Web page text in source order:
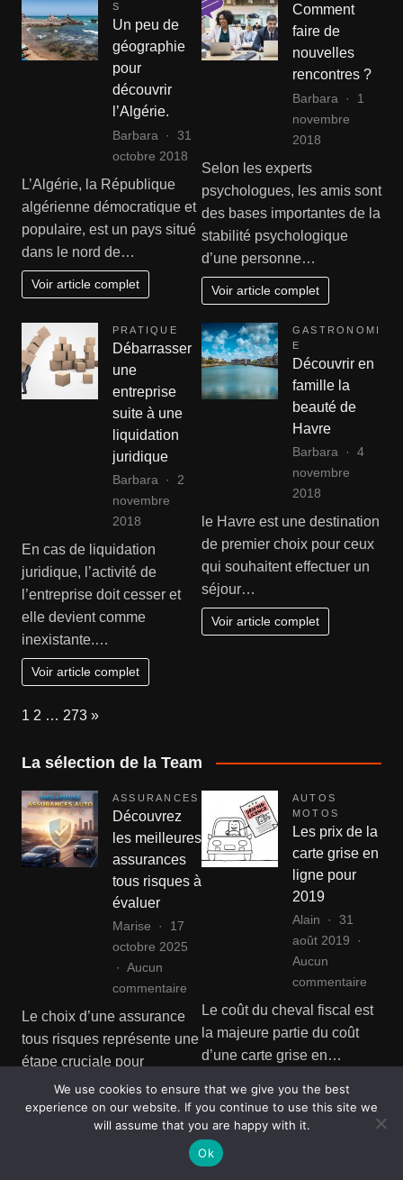
S
Un peu de
géographie
pour
découvrir
l’Algérie.
Barbara
31
octobre 2018
L’Algérie, la République
algérienne démocratique et
populaire, est un pays situé
dans le nord de…
Voir article complet
Comment
faire de
nouvelles
rencontres ?
Barbara
1
novembre
2018
Selon les experts
psychologues, les amis sont
des bases importantes de la
stabilité psychologique
d’une personne…
Voir article complet
PRATIQUE
Débarrasser
une
entreprise
suite à une
liquidation
juridique
Barbara
2
novembre
2018
En cas de liquidation
juridique, l’activité de
l’entreprise doit cesser et
elle devient comme
inexistante.…
Voir article complet
GASTRONOMI
E
Découvrir en
famille la
beauté de
Havre
Barbara
4
novembre
2018
le Havre est une destination
de premier choix pour ceux
qui souhaitent effectuer un
séjour…
Voir article complet
Page:
1 2 … 273 Next
»
La sélection de la Team
ASSURANCES
Découvrez
les meilleures
assurances
tous risques à
évaluer
Marise
17
octobre 2025
Aucun
commentairesur
Découvrez
meilleures
assurances
tous
risques
à
évaluer
Le choix d’une assurance
tous risques représente une
étape cruciale pour
quiconque souhaite
protéger au…
AUTOS
MOTOS
Les prix de la
carte grise en
ligne pour
2019
Alain
31
août 2019
Aucun
commentaire
Les
la
grise
en
Le coût du cheval fiscal est
la majeure partie du coût
d’une carte grise en…
Voir article complet
We use cookies to ensure that we give you the best
experience on our website. If you continue to use this site we
will assume that you are happy with it.
Ok